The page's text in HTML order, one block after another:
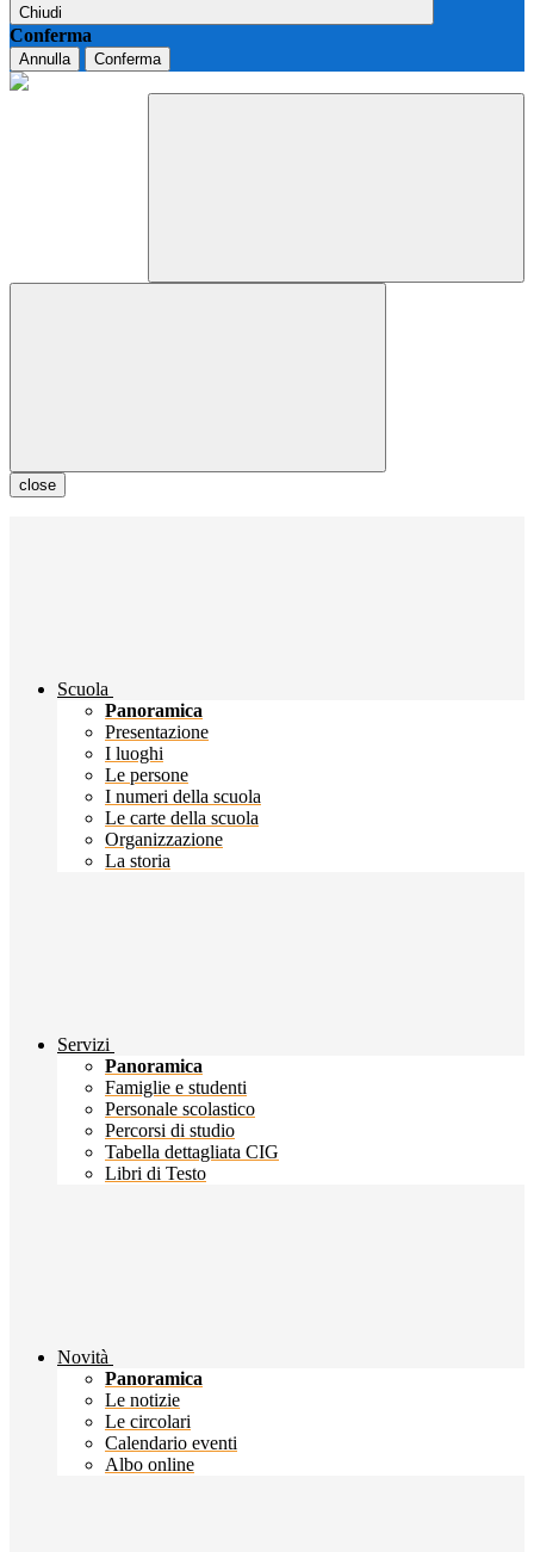
Chiudi
Conferma
Annulla Conferma
close
Scuola
Panoramica
Presentazione
I luoghi
Le persone
I numeri della scuola
Le carte della scuola
Organizzazione
La storia
Servizi
Panoramica
Famiglie e studenti
Personale scolastico
Percorsi di studio
Tabella dettagliata CIG
Libri di Testo
Novità
Panoramica
Le notizie
Le circolari
Calendario eventi
Albo online